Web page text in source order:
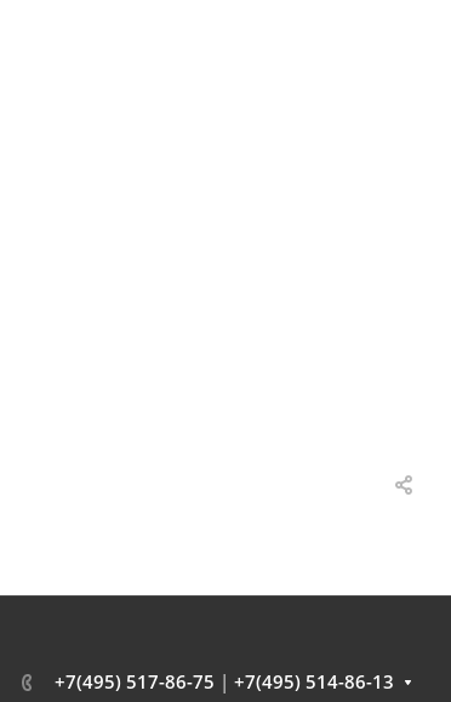
+7(495) 517-86-75 | +7(495) 514-86-13